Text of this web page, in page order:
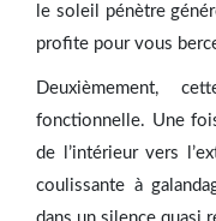
le soleil pénètre
profite pour vous
Deuxièmement,
fonctionnelle. Une
de l’intérieur vers
coulissante à